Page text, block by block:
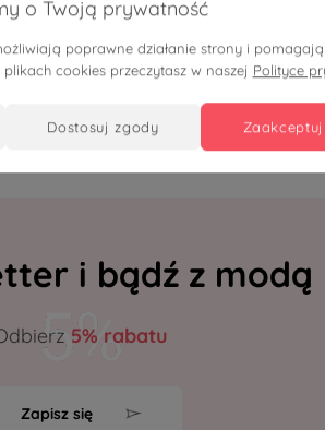
PLUS SIZE XXL WIOSNA
i bądź z modą
5% rabatu
Zapisz się
o Twoją prywatność
poprawne działanie strony i
cookies przeczytasz w naszej Polityce
dostosuj zgody